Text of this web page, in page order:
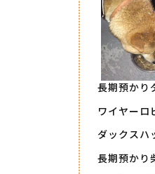
長期預かり
ワイヤーロ
ダックスハ
長期預かり